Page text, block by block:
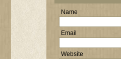
Name
Email
Website